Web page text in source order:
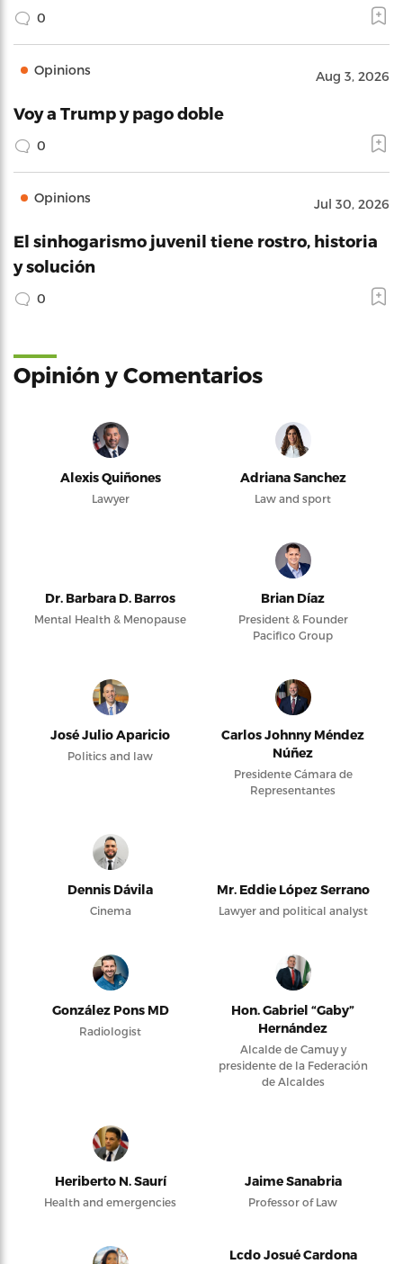
0
Opinions Aug 3, 2026
Voy a Trump y pago doble
0
Opinions Jul 30, 2026
El sinhogarismo juvenil tiene rostro, historia
y solución
0
Opinión y Comentarios
Alexis Quiñones
Lawyer
Adriana Sanchez
Law and sport
Dr. Barbara D. Barros
Mental Health & Menopause
Brian Díaz
President & Founder
Pacifico Group
José Julio Aparicio
Politics and law
Carlos Johnny Méndez
Núñez
Presidente Cámara de
Representantes
Dennis Dávila
Cinema
Mr. Eddie López Serrano
Lawyer and political analyst
González Pons MD
Radiologist
Hon. Gabriel “Gaby”
Hernández
Alcalde de Camuy y
presidente de la Federación
de Alcaldes
Heriberto N. Saurí
Health and emergencies
Jaime Sanabria
Professor of Law
Lcdo Josué Cardona